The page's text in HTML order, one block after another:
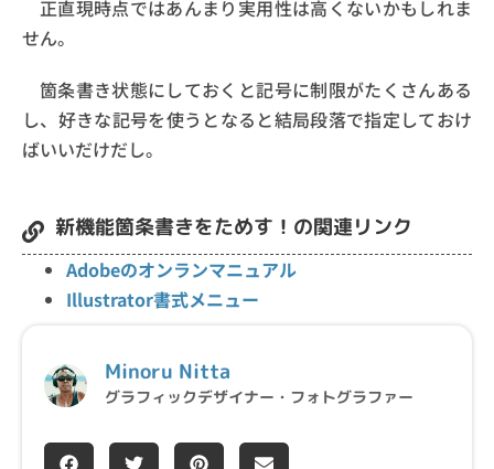
正直現時点ではあんまり実用性は高くないかもしれま
せん。
箇条書き状態にしておくと記号に制限がたくさんある
し、好きな記号を使うとなると結局段落で指定しておけ
ばいいだけだし。
新機能箇条書きをためす！の関連リンク
Adobeのオンランマニュアル
Illustrator書式メニュー
Minoru Nitta
グラフィックデザイナー・フォトグラファー